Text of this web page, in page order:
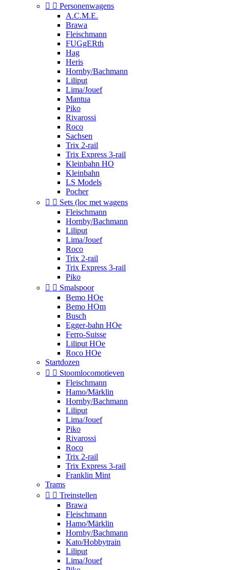
  Personenwagens
A.C.M.E.
Brawa
Fleischmann
FUGgERth
Hag
Heris
Hornby/Bachmann
Liliput
Lima/Jouef
Mantua
Piko
Rivarossi
Roco
Sachsen
Trix 2-rail
Trix Express 3-rail
Kleinbahn HO
Kleinbahn
LS Models
Pocher
  Sets (loc met wagens
Fleischmann
Hornby/Bachmann
Liliput
Lima/Jouef
Roco
Trix 2-rail
Trix Express 3-rail
Piko
  Smalspoor
Bemo HOe
Bemo HOm
Busch
Egger-bahn HOe
Ferro-Suisse
Liliput HOe
Roco HOe
Startdozen
  Stoomlocomotieven
Fleischmann
Hamo/Märklin
Hornby/Bachmann
Liliput
Lima/Jouef
Piko
Rivarossi
Roco
Trix 2-rail
Trix Express 3-rail
Franklin Mint
Trams
  Treinstellen
Brawa
Fleischmann
Hamo/Märklin
Hornby/Bachmann
Kato/Hobbytrain
Liliput
Lima/Jouef